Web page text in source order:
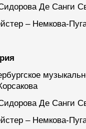
Де Санги
– Немкова-
Де Санги
– Немкова-